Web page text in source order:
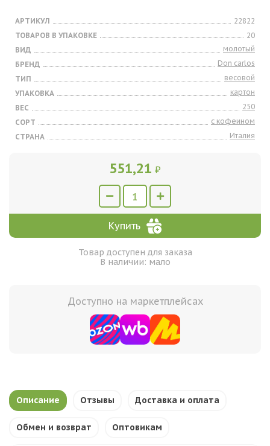
АРТИКУЛ
22822
ТОВАРОВ В УПАКОВКЕ
20
ВИД
молотый
БРЕНД
Don carlos
ТИП
весовой
УПАКОВКА
картон
ВЕС
250
СОРТ
с кофеином
СТРАНА
Италия
551,21 ₽
Купить
Товар доступен для заказа
В наличии: мало
Доступно на маркетплейсах
Описание Отзывы Доставка и оплата
Обмен и возврат Оптовикам